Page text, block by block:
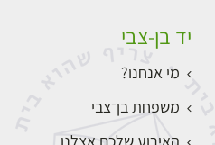
יד בן-צבי
מי אנחנו?
משפחת בן־צבי